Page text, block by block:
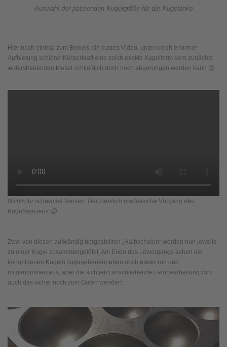
Auswahl der passenden Kugelgröße für die Kugelanke
Hier noch einmal zum Beweis ein kurzes Video, unter welch enormer
Aufbietung schierer Körperkraft eine solch exakte Kugelform dem zunächst
widerstrebenden Metall schließlich doch noch abgerungen werden kann 😉 :
Nichts für schwache Nerven: Der ziemlich martialische Vorgang des
Kugelstanzens 😉
Zwei von diesen aufwändig hergestellten „Halbschalen“ werden nun jeweils
zu einer Kugel zusammengelötet. Am Ende des Lötvorgangs sehen die
feingoldenen Kugeln zugegebenermaßen noch etwas roh und
mitgenommen aus, aber die sich jetzt anschließende Feinbearbeitung wird
auch das sicher noch zum Guten wenden: